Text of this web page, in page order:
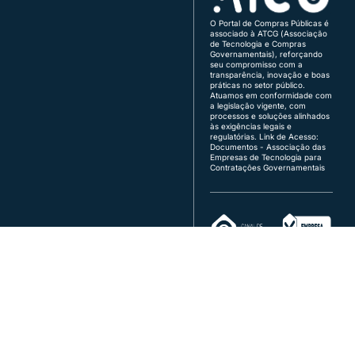
(48) 3771-4672 | (51) 3103-9615
(61) 3120-3700 | (61) 3142-4887
Atendimento de segunda a sexta, das 8h às 18h
(horário de Brasília), exceto feriados.
Quer vender para o governo?
fornecedor@portaldecompraspublicas.com.b
comprador@portaldecompraspublicas.com.b
Conecte seus sistemas diretamente ao Portal
O Portal de Compras Públicas é
associado à ATCG (Associação
de Tecnologia e Compras
Governamentais), reforçando
seu compromisso com a
transparência, inovação e boas
práticas no setor público.
Atuamos em conformidade com
a legislação vigente, com
processos e soluções alinhados
às exigências legais e
regulatórias. Link de Acesso:
Documentos - Associação das
Empresas de Tecnologia para
Contratações Governamentais